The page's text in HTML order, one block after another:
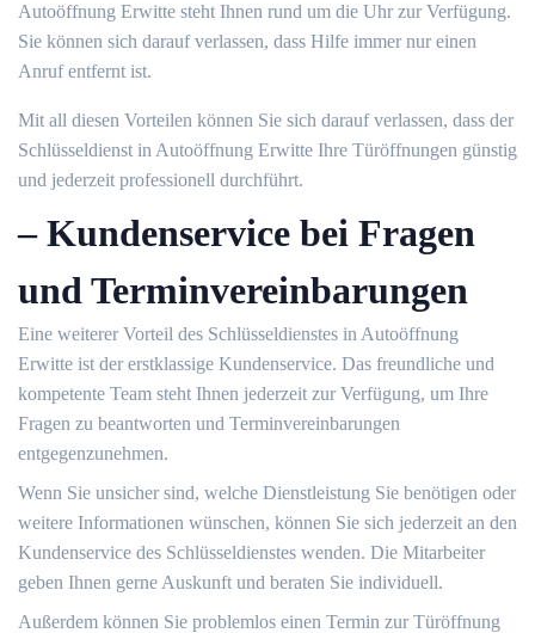
Autoöffnung Erwitte steht Ihnen rund um die Uhr zur Verfügung.​
Sie können sich darauf verlassen, dass Hilfe immer nur einen
Anruf entfernt ist.​
Mit all diesen Vorteilen können Sie sich darauf verlassen, dass der
Schlüsseldienst in Autoöffnung Erwitte Ihre Türöffnungen günstig
und jederzeit professionell durchführt.​
– Kundenservice bei Fragen
und Terminvereinbarungen
Eine weiterer Vorteil des Schlüsseldienstes in Autoöffnung
Erwitte ist der erstklassige Kundenservice.​ Das freundliche und
kompetente Team steht Ihnen jederzeit zur Verfügung, um Ihre
Fragen zu beantworten und Terminvereinbarungen
entgegenzunehmen.
Wenn Sie unsicher sind, welche Dienstleistung Sie benötigen oder
weitere Informationen wünschen, können Sie sich jederzeit an den
Kundenservice des Schlüsseldienstes wenden.​ Die Mitarbeiter
geben Ihnen gerne Auskunft und beraten Sie individuell.​
Außerdem können Sie problemlos einen Termin zur Türöffnung